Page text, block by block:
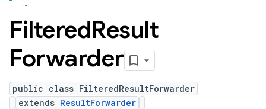
FilteredResult
Forwarder
public class FilteredResultForwarder
extends ResultForwarder